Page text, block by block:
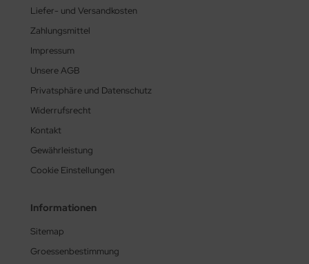
Liefer- und Versandkosten
Zahlungsmittel
Impressum
Unsere AGB
Privatsphäre und Datenschutz
Widerrufsrecht
Kontakt
Gewährleistung
Cookie Einstellungen
Informationen
Sitemap
Groessenbestimmung